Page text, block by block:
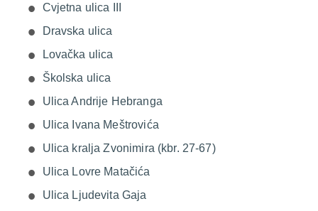
Cvjetna ulica III
Dravska ulica
Lovačka ulica
Školska ulica
Ulica Andrije Hebranga
Ulica Ivana Meštrovića
Ulica kralja Zvonimira (kbr. 27-67)
Ulica Lovre Matačića
Ulica Ljudevita Gaja